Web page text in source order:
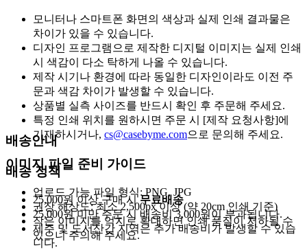
모니터나 스마트폰 화면의 색상과 실제 인쇄 결과물은
차이가 있을 수 있습니다.
디자인 프로그램으로 제작한 디지털 이미지는 실제 인쇄
시 색감이 다소 탁하게 나올 수 있습니다.
제작 시기나 환경에 따라 동일한 디자인이라도 이전 주
문과 색감 차이가 발생할 수 있습니다.
상품별 실측 사이즈를 반드시 확인 후 주문해 주세요.
특정 인쇄 위치를 원하시면 주문 시 [제작 요청사항]에
기재하시거나, cs@casebyme.com으로 문의해 주세요.
이미지 파일 준비 가이드
업로드 가능 파일 형식: PNG, JPG
권장 해상도: 최소 2,500px 이상 (약 20cm 인쇄 기준)
작은 이미지를 억지로 확대하면 인쇄 품질이 저하될 수
있으니 주의해 주세요.
배송안내
배송 정책
25,000원 이상 구매 시무료배송
25,000원 미만 주문 시 배송비 3,000원이 부과됩니다.
제주 및 도서산간 지역은 추가 배송비가 발생할 수 있습
니다.